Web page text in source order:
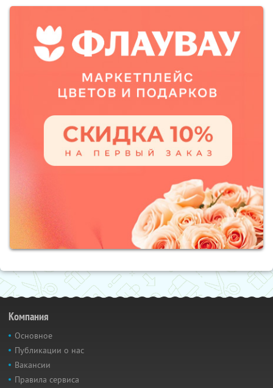
Компания
Основное
Публикации о нас
Вакансии
Правила сервиса